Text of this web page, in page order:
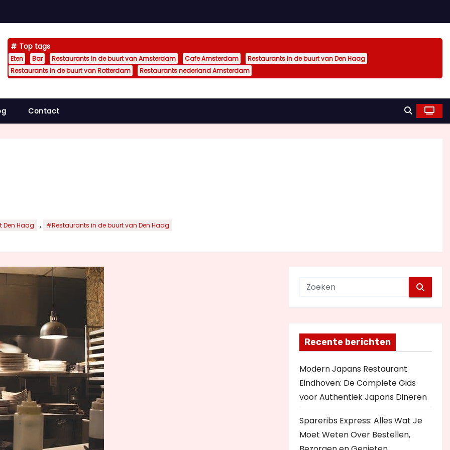
Top tags
Eten Bar Restaurants in de buurt van Amsterdam Cafe Amsterdam
Restaurants in de buurt van Den Haag
Restaurants in de buurt van Rotterdam
Restaurants nederland Amsterdam
Contact
Haag , #Restaurants in de buurt van Den Haag
Recente berichten
Modern Japans Restaurant
Eindhoven: De Complete Gids
voor Authentiek Japans Dineren
Spareribs Express: Alles Wat Je
Moet Weten Over Bestellen,